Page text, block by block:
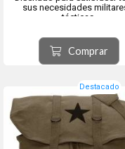
sus necesidades
tácticas.
grande con cremallera y
malla,
+ 3 bolsillos exteriores
también con cremallera
Comprar
Destacado